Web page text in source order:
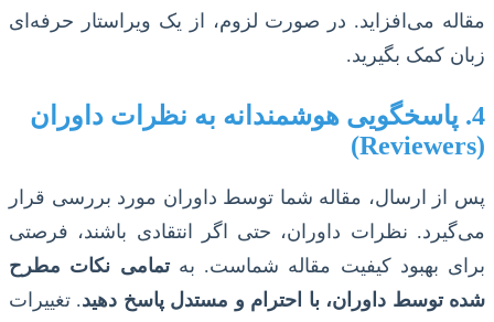
مقاله می‌افزاید. در صورت لزوم، از یک ویراستار حرفه‌ای
زبان کمک بگیرید.
4. پاسخگویی هوشمندانه به نظرات داوران
(Reviewers)
پس از ارسال، مقاله شما توسط داوران مورد بررسی قرار
می‌گیرد. نظرات داوران، حتی اگر انتقادی باشند، فرصتی
برای بهبود کیفیت مقاله شماست. بهتمامی نکات مطرح
شده توسط داوران، با احترام و مستدل پاسخ دهید. تغییرات